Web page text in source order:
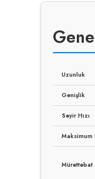
Uzunluk
Genişlik
Seyir Hızı
Maksimum
Mürettebat